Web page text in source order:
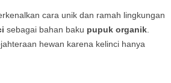
cara unik dan ramah lingkungan
sebagai bahan baku pupuk organik.
hewan karena kelinci hanya